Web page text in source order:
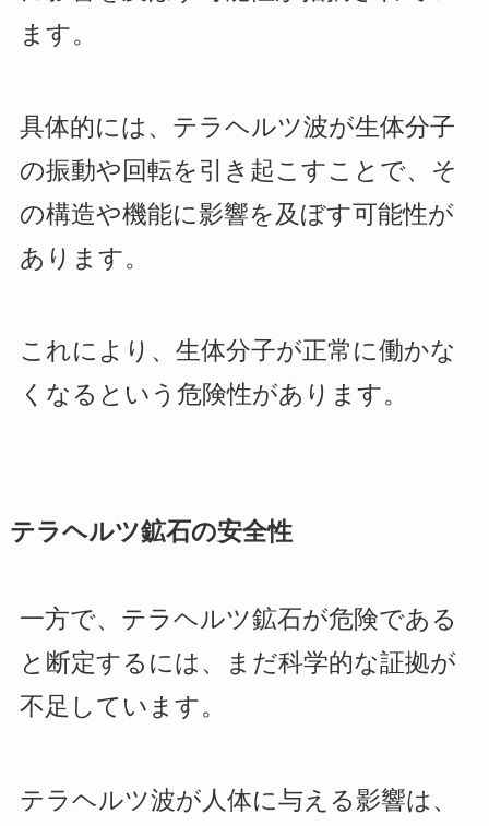
ます。
具体的には、テラヘルツ波が生体分子
の振動や回転を引き起こすことで、そ
の構造や機能に影響を及ぼす可能性が
あります。
これにより、生体分子が正常に働かな
くなるという危険性があります。
テラヘルツ鉱石の安全性
一方で、テラヘルツ鉱石が危険である
と断定するには、まだ科学的な証拠が
不足しています。
テラヘルツ波が人体に与える影響は、